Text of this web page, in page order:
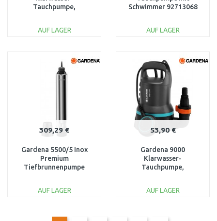
Tauchpumpe,
20
AUF LAGER
Vergleichen
Schwimmer 92713068
AUF LAGER
Vergleichen
309,29 €
Gardena 5500/5 Inox
Premium
Tiefbrunnenpumpe
AUF LAGER
53,90 €
Gardena 9000
Klarwasser-
Tauchpumpe,
AUF LAGER